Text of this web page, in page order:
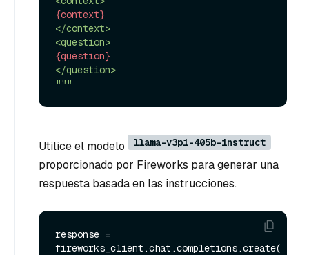
{context}
</context>
{question}
</question>
"""
Utilice el modelo llama-v3p1-405b-instruct
proporcionado por Fireworks para generar una
respuesta basada en las instrucciones.
response =
fireworks_client.chat.completions.create(